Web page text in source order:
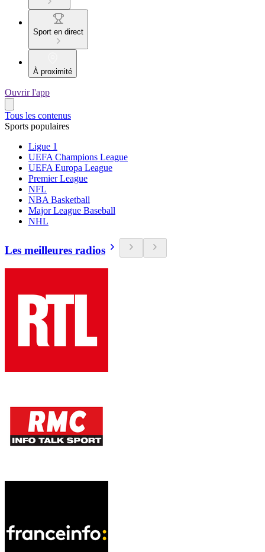
Sport en direct
À proximité
Ouvrir l'app
Tous les contenus
Sports populaires
Ligue 1
UEFA Champions League
UEFA Europa League
Premier League
NFL
NBA Basketball
Major League Baseball
NHL
Les meilleures radios